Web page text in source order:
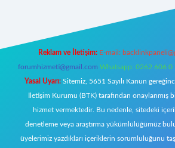
Reklam ve İletişim: E-mail:
forumhizmeti@gmail.com Whatsapp: 0262 606 0
Yasal Uyarı: Sitemiz, 5651 Sayılı Kanun
İletişim Kurumu (BTK) tarafından onaylanmış
hizmet vermektedir. Bu nedenle, sitedeki
denetleme veya araştırma yükümlülüğümüz
üyelerimiz yazdıkları içeriklerin sorumluluğunu